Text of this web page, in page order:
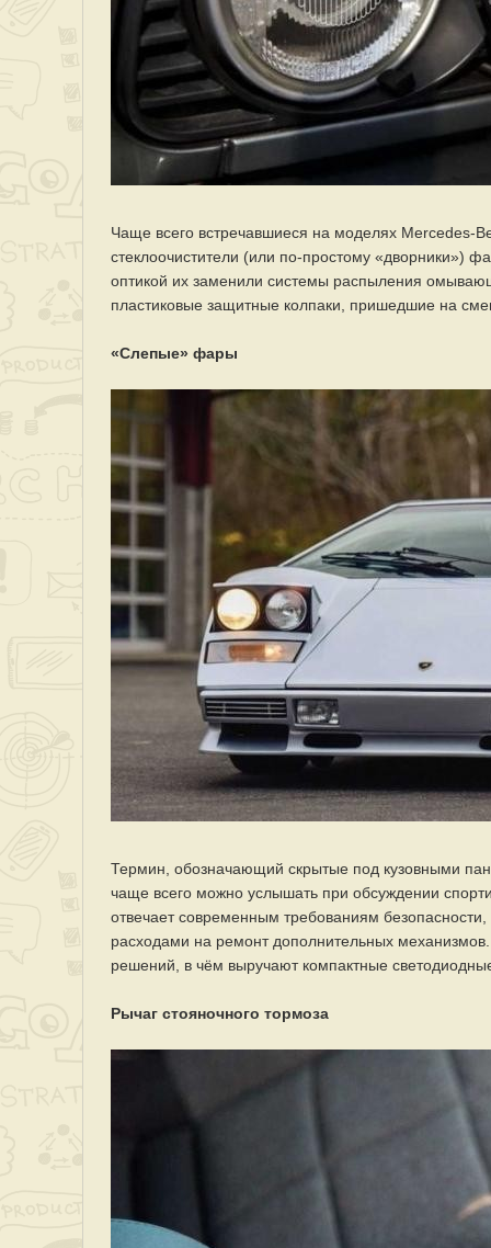
Чаще всего встречавшиеся на моделях Mercedes-
стеклоочистители (или по-простому
оптикой их заменили системы распыления
пластиковые защитные колпаки, пришедшие на
«Слепые» фары
Термин, обозначающий скрытые под кузовными
чаще всего можно услышать при обсуждении
отвечает современным требованиям
расходами на ремонт дополнительных
решений, в чём выручают компактные
Рычаг стояночного тормоза